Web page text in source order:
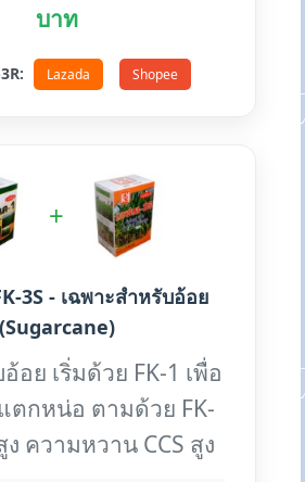
บาท
Lazada Shopee
+
3S - เฉพาะสำหรับอ้อย
(Sugarcane)
อย เริ่มด้วย FK-1 เพื่อ
ตกหน่อ ตามด้วย FK-
ง ความหวาน CCS สูง